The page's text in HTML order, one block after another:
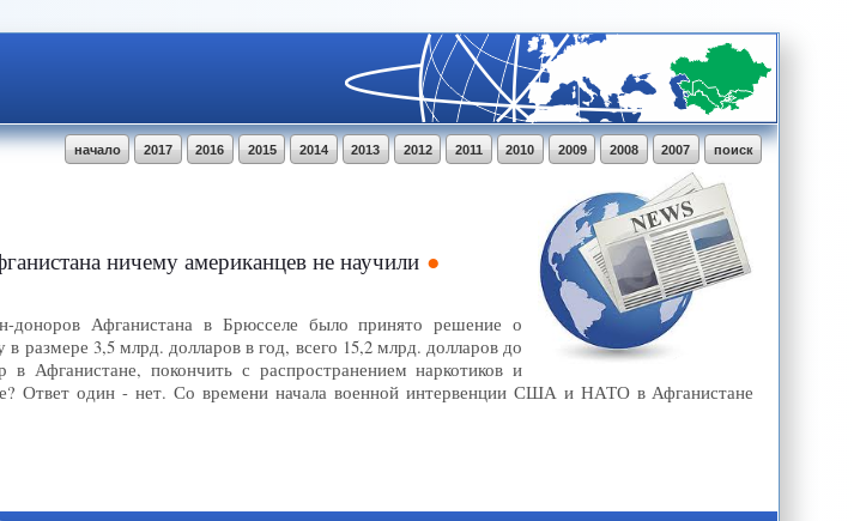
поиск
2007
2008
2009
2010
2011
2012
2013
2014
2015
2016
2017
начало
ничему американцев не научили
Афганистана в Брюсселе было принято решение о
размере 3,5 млрд. долларов в год, всего 15,2 млрд. долларов до
Афганистане, покончить с распространением наркотиков и
Ответ один - нет. Со времени начала военной интервенции США и НАТО в Афганистане